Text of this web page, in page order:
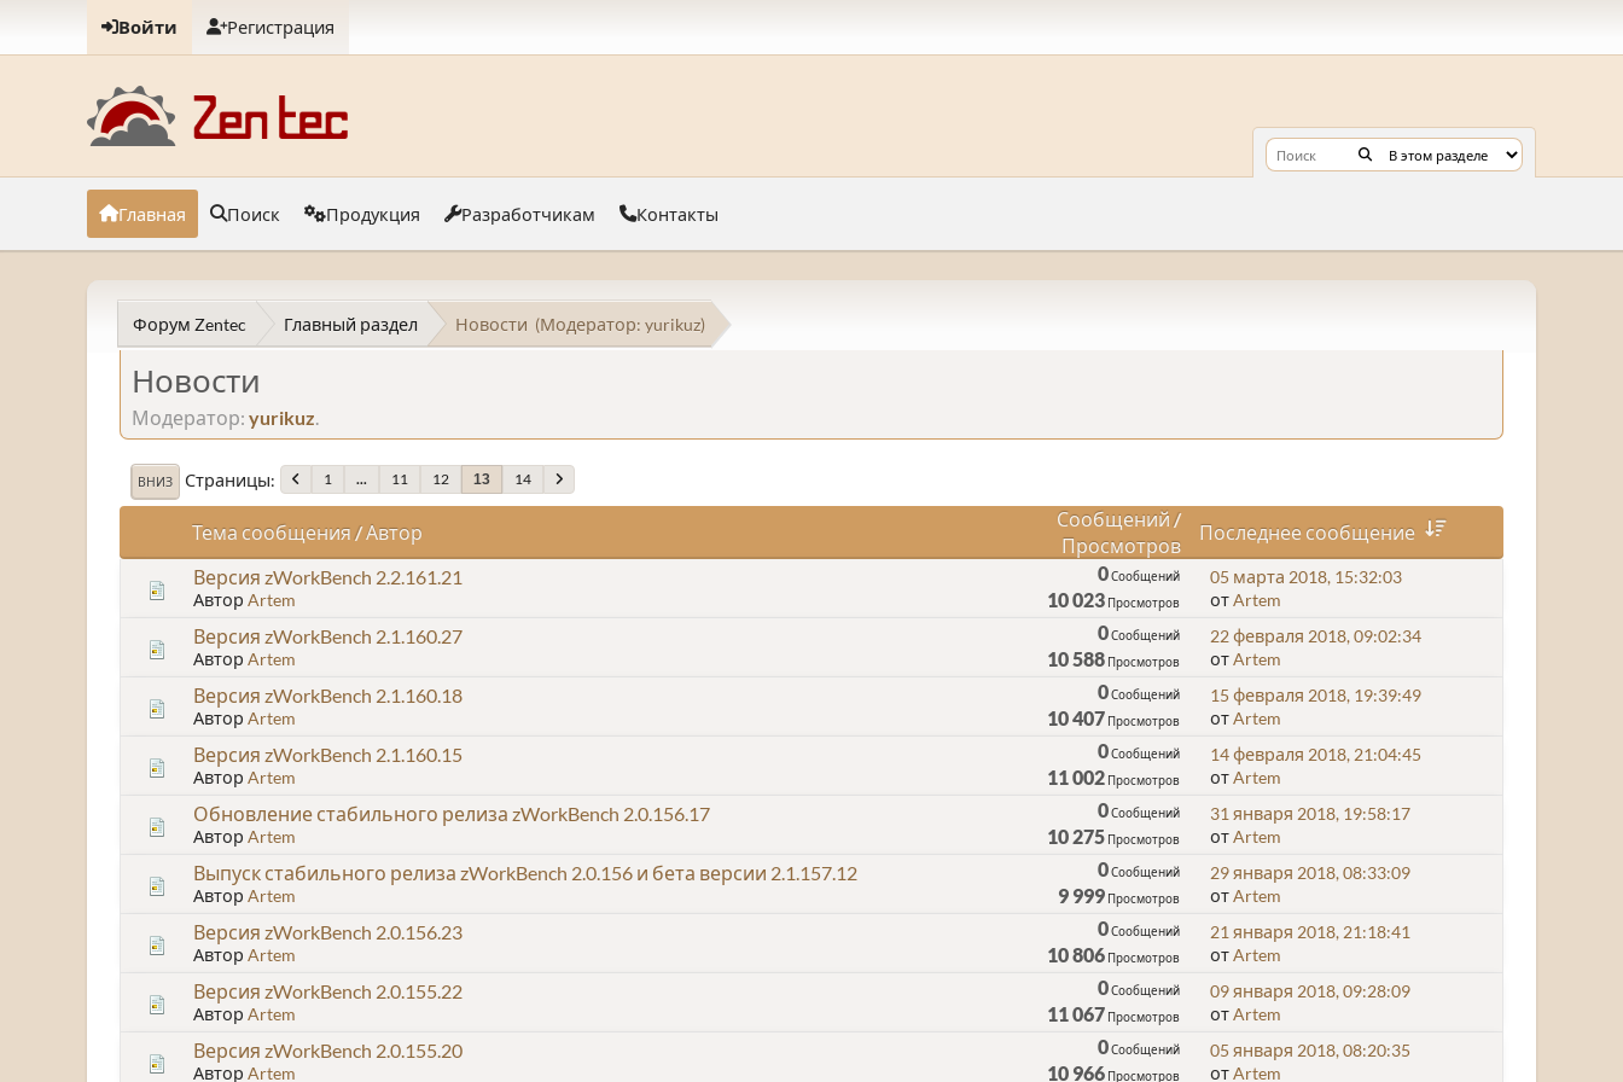
Войти Регистрация
Главная Поиск Продукция Разработчикам Контакты
Форум Zentec Главный раздел Новости (Модератор: yurikuz)
Новости
Модератор: yurikuz
ВНИЗ Страницы 1 ... 11 12 13 14
Тема сообщения / Автор
Сообщений /
Просмотров
Последнее сообщение
Версия zWorkBench 2.2.161.21
Автор Artem
0Сообщений
10 023 Просмотров
05 марта 2018, 15:32:03
отArtem
Версия zWorkBench 2.1.160.27
Автор Artem
0Сообщений
10 588 Просмотров
22 февраля 2018, 09:02:34
отArtem
Версия zWorkBench 2.1.160.18
Автор Artem
0Сообщений
10 407 Просмотров
15 февраля 2018, 19:39:49
отArtem
Версия zWorkBench 2.1.160.15
Автор Artem
0Сообщений
11 002 Просмотров
14 февраля 2018, 21:04:45
отArtem
Обновление стабильного релиза zWorkBench 2.0.156.17
Автор Artem
0Сообщений
10 275 Просмотров
31 января 2018, 19:58:17
отArtem
Выпуск стабильного релиза zWorkBench 2.0.156 и бета версии 2.1.157.12
Автор Artem
0Сообщений
9 999 Просмотров
29 января 2018, 08:33:09
отArtem
Версия zWorkBench 2.0.156.23
Автор Artem
0Сообщений
10 806 Просмотров
21 января 2018, 21:18:41
отArtem
Версия zWorkBench 2.0.155.22
Автор Artem
0Сообщений
11 067 Просмотров
09 января 2018, 09:28:09
отArtem
Версия zWorkBench 2.0.155.20
Автор Artem
0Сообщений
10 966 Просмотров
05 января 2018, 08:20:35
отArtem